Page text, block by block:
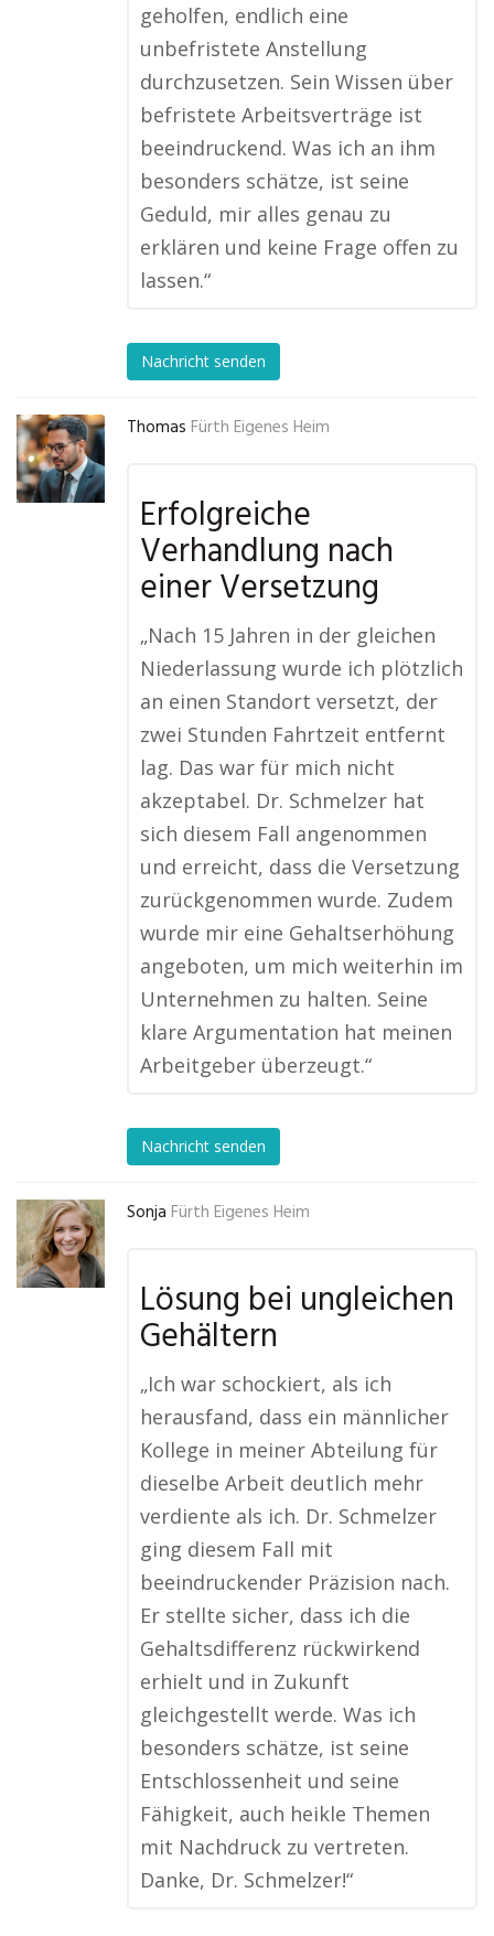
geholfen, endlich eine
unbefristete Anstellung
durchzusetzen. Sein Wissen über
befristete Arbeitsverträge ist
beeindruckend. Was ich an ihm
besonders schätze, ist seine
Geduld, mir alles genau zu
erklären und keine Frage offen zu
lassen.“
Nachricht senden
Thomas Fürth Eigenes Heim
Erfolgreiche
Verhandlung nach
einer Versetzung
„Nach 15 Jahren in der gleichen
Niederlassung wurde ich plötzlich
an einen Standort versetzt, der
zwei Stunden Fahrtzeit entfernt
lag. Das war für mich nicht
akzeptabel. Dr. Schmelzer hat
sich diesem Fall angenommen
und erreicht, dass die Versetzung
zurückgenommen wurde. Zudem
wurde mir eine Gehaltserhöhung
angeboten, um mich weiterhin im
Unternehmen zu halten. Seine
klare Argumentation hat meinen
Arbeitgeber überzeugt.“
Nachricht senden
Sonja Fürth Eigenes Heim
Lösung bei ungleichen
Gehältern
„Ich war schockiert, als ich
herausfand, dass ein männlicher
Kollege in meiner Abteilung für
dieselbe Arbeit deutlich mehr
verdiente als ich. Dr. Schmelzer
ging diesem Fall mit
beeindruckender Präzision nach.
Er stellte sicher, dass ich die
Gehaltsdifferenz rückwirkend
erhielt und in Zukunft
gleichgestellt werde. Was ich
besonders schätze, ist seine
Entschlossenheit und seine
Fähigkeit, auch heikle Themen
mit Nachdruck zu vertreten.
Danke, Dr. Schmelzer!“